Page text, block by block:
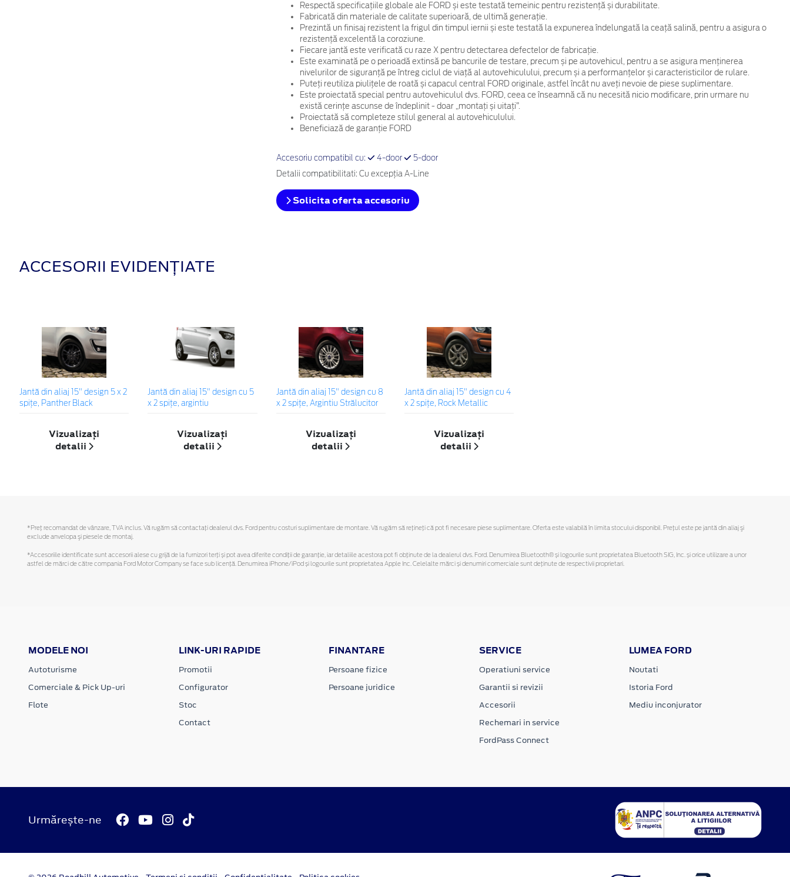
Respectă specificațiile globale ale FORD și este testată temeinic pentru rezistență și durabilitate.
Fabricată din materiale de calitate superioară, de ultimă generație.
Prezintă un finisaj rezistent la frigul din timpul iernii și este testată la expunerea îndelungată la ceață salină, pentru a asigura o
rezistență excelentă la coroziune.
Fiecare jantă este verificată cu raze X pentru detectarea defectelor de fabricație.
Este examinată pe o perioadă extinsă pe bancurile de testare, precum și pe autovehicul, pentru a se asigura menținerea
nivelurilor de siguranță pe întreg ciclul de viață al autovehiculului, precum și a performanțelor și caracteristicilor de rulare.
Puteți reutiliza piulițele de roată și capacul central FORD originale, astfel încât nu aveți nevoie de piese suplimentare.
Este proiectată special pentru autovehiculul dvs. FORD, ceea ce înseamnă că nu necesită nicio modificare, prin urmare nu
există cerințe ascunse de îndeplinit - doar „montați și uitați”.
Proiectată să completeze stilul general al autovehiculului.
Beneficiază de garanție FORD
Accesoriu compatibil cu: 4-door 5-door
Detalii compatibilitati: Cu excepția A-Line
Solicita oferta accesoriu
ACCESORII EVIDENȚIATE
Jantă din aliaj 15" design 5 x 2
spiţe, Panther Black
Vizualizați
detalii
Jantă din aliaj 15" design cu 5
x 2 spițe, argintiu
Vizualizați
detalii
Jantă din aliaj 15" design cu 8
x 2 spițe, Argintiu Strălucitor
Vizualizați
detalii
Jantă din aliaj 15" design cu 4
x 2 spițe, Rock Metallic
Vizualizați
detalii
*Preţ recomandat de vânzare, TVA inclus. Vă rugăm să contactaţi dealerul dvs. Ford pentru costuri suplimentare de montare. Vă rugăm să reţineţi că pot fi necesare piese suplimentare. Oferta este valabilă în limita stocului disponibil. Preţul este pe jantă din aliaj şi
exclude anvelopa şi piesele de montaj.
*Accesoriile identificate sunt accesorii alese cu grijă de la furnizori terți și pot avea diferite condiții de garanție, iar detaliile acestora pot fi obținute de la dealerul dvs. Ford. Denumirea Bluetooth® și logourile sunt proprietatea Bluetooth SIG, Inc. și orice utilizare a unor
astfel de mărci de către compania Ford Motor Company se face sub licență. Denumirea iPhone/iPod și logourile sunt proprietatea Apple Inc. Celelalte mărci și denumiri comerciale sunt deținute de respectivii proprietari.
MODELE NOI
Autoturisme
Comerciale & Pick Up-uri
Flote
LINK-URI RAPIDE
Promotii
Configurator
Stoc
Contact
FINANTARE
Persoane fizice
Persoane juridice
SERVICE
Operatiuni service
Garantii si revizii
Accesorii
Rechemari in service
FordPass Connect
LUMEA FORD
Noutati
Istoria Ford
Mediu inconjurator
Urmărește-ne